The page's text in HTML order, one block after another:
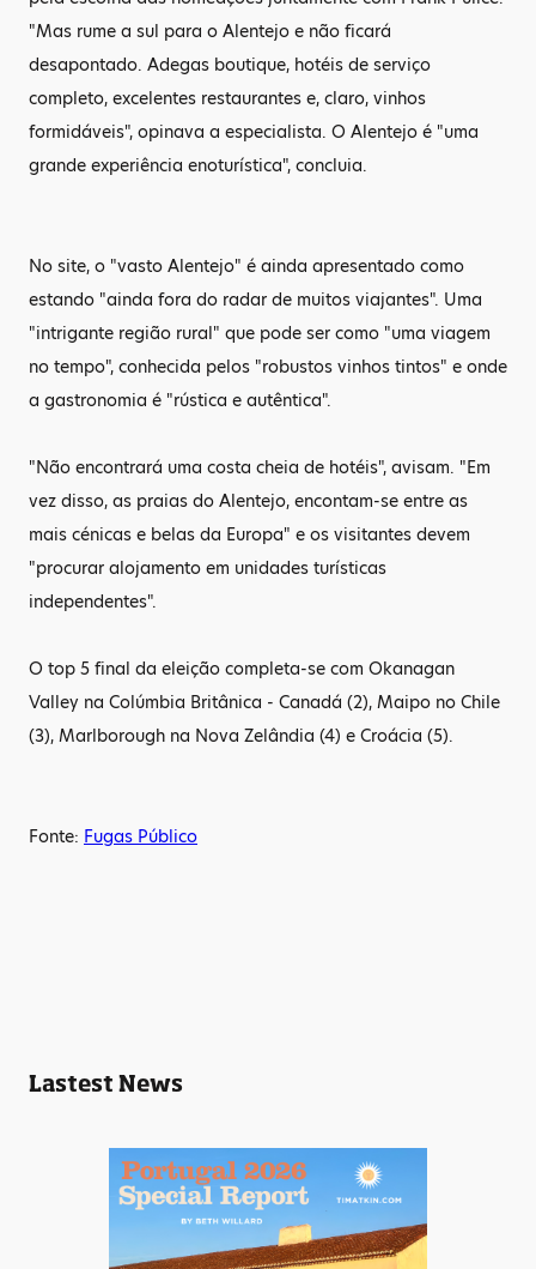
"Mas rume a sul para o Alentejo e não ficará
desapontado. Adegas boutique, hotéis de serviço
completo, excelentes restaurantes e, claro, vinhos
formidáveis", opinava a especialista. O Alentejo é "uma
grande experiência enoturística", concluia.
No site, o "vasto Alentejo" é ainda apresentado como
estando "ainda fora do radar de muitos viajantes". Uma
"intrigante região rural" que pode ser como "uma viagem
no tempo", conhecida pelos "robustos vinhos tintos" e onde
a gastronomia é "rústica e autêntica".
"Não encontrará uma costa cheia de hotéis", avisam. "Em
vez disso, as praias do Alentejo, encontam-se entre as
mais cénicas e belas da Europa" e os visitantes devem
"procurar alojamento em unidades turísticas
independentes".
O top 5 final da eleição completa-se com Okanagan
Valley na Colúmbia Britânica - Canadá (2), Maipo no Chile
(3), Marlborough na Nova Zelândia (4) e Croácia (5).
Fonte: Fugas Público
Lastest News